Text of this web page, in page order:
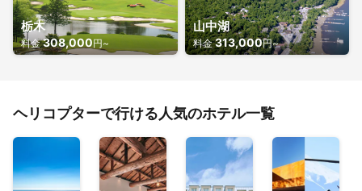
栃木
料金308,000円~
山中湖
料金313,000円~
ヘリコプターで行ける人気のホテル一覧